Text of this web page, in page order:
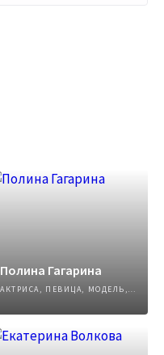
Полина Гагарина
АКТРИСА, ПЕВИЦА, МОДЕЛЬ, АВТОР ПЕСЕН